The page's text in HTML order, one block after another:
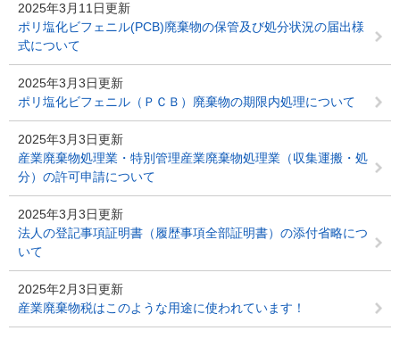
2025年3月11日更新
ポリ塩化ビフェニル(PCB)廃棄物の保管及び処分状況の届出様
式について
2025年3月3日更新
ポリ塩化ビフェニル（ＰＣＢ）廃棄物の期限内処理について
2025年3月3日更新
産業廃棄物処理業・特別管理産業廃棄物処理業（収集運搬・処
分）の許可申請について
2025年3月3日更新
法人の登記事項証明書（履歴事項全部証明書）の添付省略につ
いて
2025年2月3日更新
産業廃棄物税はこのような用途に使われています！